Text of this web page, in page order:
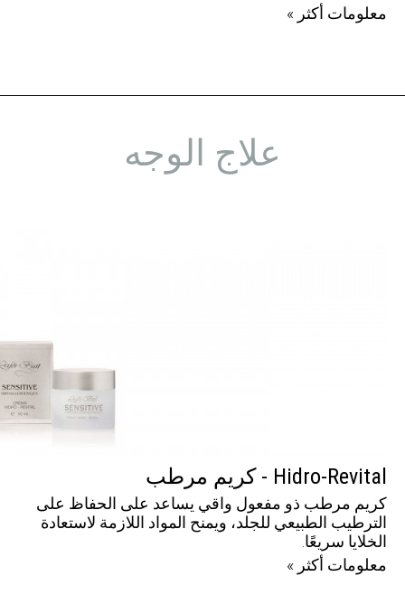
معلومات أكثر »
علاج الوجه
Hidro-Revital - كريم مرطب
كريم مرطب ذو مفعول واقي يساعد على الحفاظ على
الترطيب الطبيعي للجلد، ويمنح المواد اللازمة لاستعادة
الخلايا سريعًا.
معلومات أكثر »